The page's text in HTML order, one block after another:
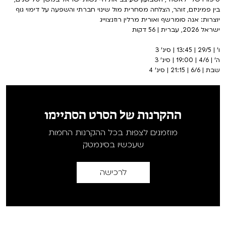
בין פמיניזם, זוהר, הצלחה מסחרית מול שינוי חברתי והשפעה על דימוי גוף
יוצרות: אנה סומרשף ואורית מרלין רוזנצוייג
ישראל 2026, עברית | 56 דקות
ו' | 29/5 | 13:45 | סינ' 3
ה' | 4/6 | 19:00 | סינ' 3
שבת | 6/6 | 21:15 | סינ' 4
ההקרנות של הסרט הסתיימו
מוזמנים לצפות בכל ההקרנות החמות
שעכשיו בסינמטק
לרכישה